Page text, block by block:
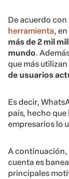
De acuerdo con
herramienta,
más de 2 mil
mundo.
que más
de usuarios
Es decir,
país, hecho que
empresarios lo
A continuación,
cuenta es
principales